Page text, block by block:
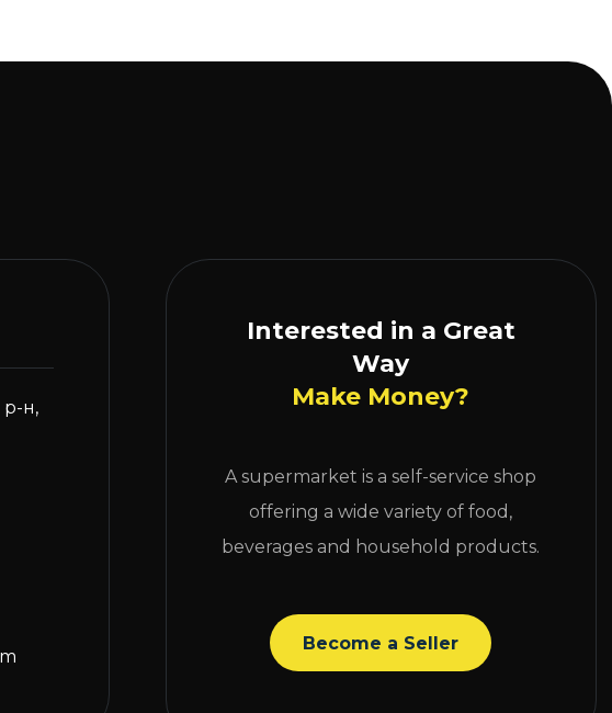
н,
Interested in a Great
Way
Make Money?
A supermarket is a self-service shop
offering a wide variety of food,
beverages and household products.
Become a Seller